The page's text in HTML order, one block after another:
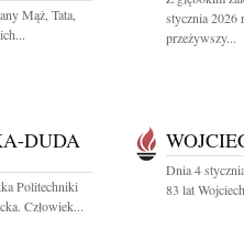
Mąż, Tata,
stycznia 2026
przeżywszy...
DUDA
Politechniki
Człowiek...
Dnia 4
83 lat